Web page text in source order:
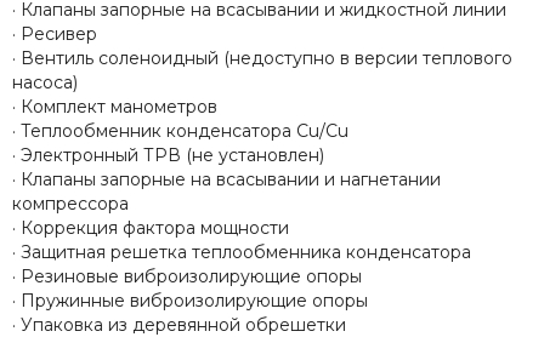
· Клапаны запорные на всасывании и жидкостной линии
· Ресивер
· Вентиль соленоидный (недоступно в версии теплового
насоса)
· Комплект манометров
· Теплообменник конденсатора Cu/Cu
· Электронный ТРВ (не установлен)
· Клапаны запорные на всасывании и нагнетании
компрессора
· Коррекция фактора мощности
· Защитная решетка теплообменника конденсатора
· Резиновые виброизолирующие опоры
· Пружинные виброизолирующие опоры
· Упаковка из деревянной обрешетки